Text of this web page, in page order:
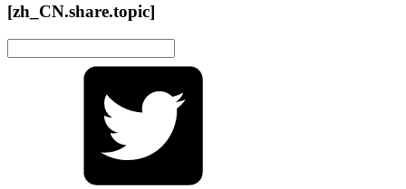
[zh_CN.share.topic]